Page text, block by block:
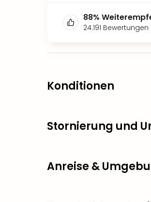
88%
24.191 Bewertungen
Konditionen
Stornierung und
Anreise &